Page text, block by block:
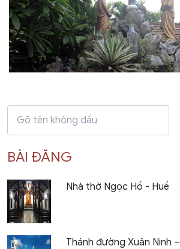
BÀI ĐĂNG
Nhà thờ Ngọc Hồ - Huế
Thánh đường Xuân Ninh –